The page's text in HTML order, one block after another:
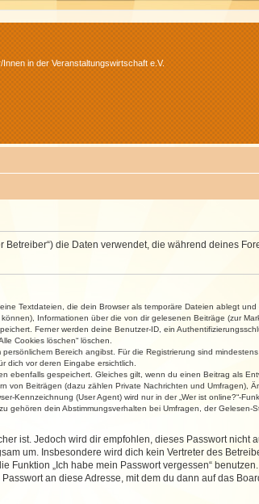
in der Veranstaltungswirtschaft e.V.
Betreiber“) die Daten verwendet, die während deines
Textdateien, die dein Browser als temporäre Dateien ablegt
Informationen über die von dir gelesenen Beiträge (zur
Ferner werden deine Benutzer-ID, ein
Cookies löschen“ löschen.
Bereich angibst. Für die Registrierung sind
dich vor deren Eingabe ersichtlich.
gespeichert. Gleiches gilt, wenn du einen Beitrag als
Beiträgen (dazu zählen Private Nachrichten und Umfragen),
Kennzeichnung (User Agent) wird nur in der „Wer ist online?“-
gehören dein Abstimmungsverhalten bei Umfragen, der
ist. Jedoch wird dir empfohlen, dieses Passwort nicht
um. Insbesondere wird dich kein Vertreter des
„Ich habe mein Passwort vergessen“
an diese Adresse, mit dem du dann auf das